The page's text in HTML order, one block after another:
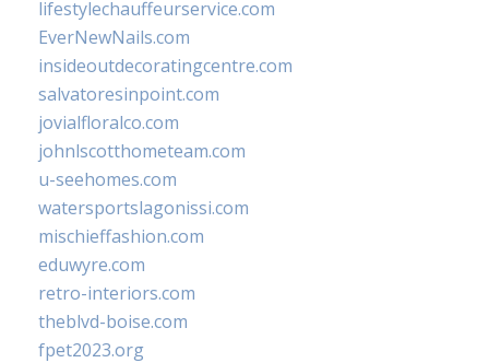
lifestylechauffeurservice.com
EverNewNails.com
insideoutdecoratingcentre.com
salvatoresinpoint.com
jovialfloralco.com
johnlscotthometeam.com
u-seehomes.com
watersportslagonissi.com
mischieffashion.com
eduwyre.com
retro-interiors.com
theblvd-boise.com
fpet2023.org